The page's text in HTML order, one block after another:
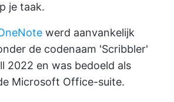
je taak.
werd aanvankelijk
de codenaam 'Scribbler'
2022 en was bedoeld als
Microsoft Office-suite.